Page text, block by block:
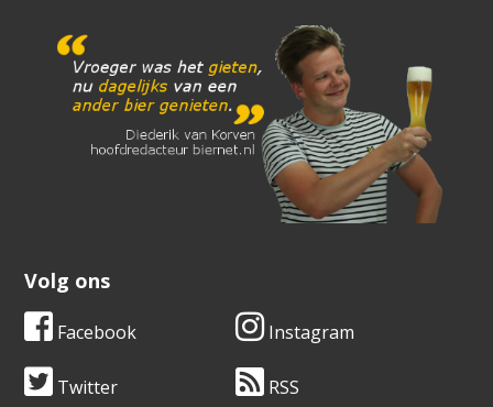
Volg ons
Facebook Instagram
Twitter RSS